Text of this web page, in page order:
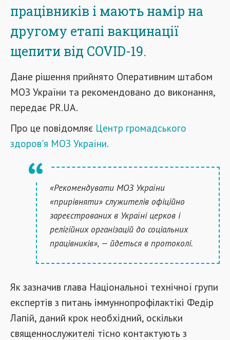
працівників і мають намір на
другому етапі вакцинації
щепити від COVID-19.
Дане рішення прийнято Оперативним штабом
МОЗ України та рекомендовано до виконання,
передає PR.UA.
Про це повідомляє Центр громадського
здоров'я МОЗ України.
«Рекомендувати МОЗ України
«прирівняти» служителів офіційно
зареєстрованих в Україні церков і
релігійних організацій до соціальних
працівників», — йдеться в протоколі.
Як зазначив глава Національної технічної групи
експертів з питань іммуннопрофілактікі Федір
Лапій, даний крок необхідний, оскільки
священнослужителі тісно контактують з